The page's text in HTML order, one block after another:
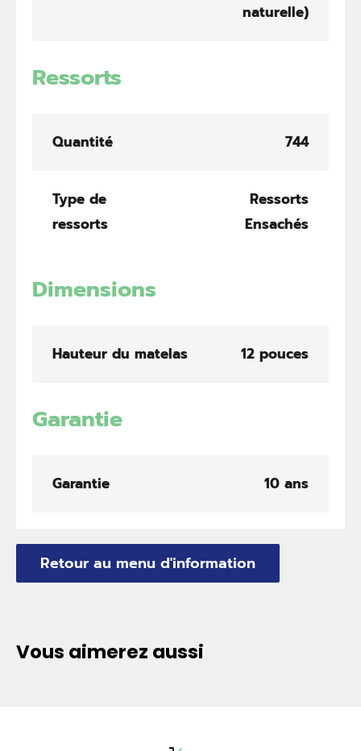
naturelle)
Ressorts
Quantité 744
Type de
ressorts
Ressorts
Ensachés
Dimensions
Hauteur du matelas 12 pouces
Garantie
Garantie 10 ans
Retour au menu d'information
Vous aimerez aussi